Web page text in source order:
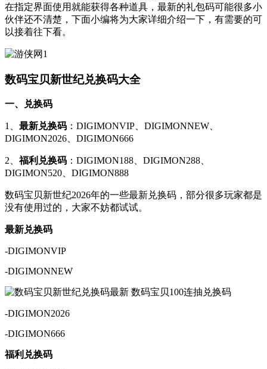
在指定界面使用就能获得各种道具，最新的礼包码可能很多小
伙伴还不清楚，下面小编将为大家详细介绍一下，有需要的可
以接着往下看。
数码宝贝新世纪兑换码大全
一、兑换码
1、 最新兑换码 ：DIGIMONVIP、DIGIMONNEW、
DIGIMON2026、DIGIMON666
2、福利兑换码 ：DIGIMON188、DIGIMON288、
DIGIMON520、DIGIMON888
数码宝贝新世纪2026年的一些最新兑换码，部分很多玩家都是
没有使用过的，大家不妨都试试。
最新兑换码
-DIGIMONVIP
-DIGIMONNEW
-DIGIMON2026
-DIGIMON666
福利兑换码